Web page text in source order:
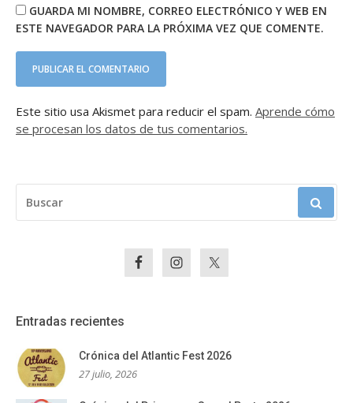
GUARDA MI NOMBRE, CORREO ELECTRÓNICO Y WEB EN
ESTE NAVEGADOR PARA LA PRÓXIMA VEZ QUE COMENTE.
Este sitio usa Akismet para reducir el spam. Aprende cómo
se procesan los datos de tus comentarios.
Entradas recientes
Crónica del Atlantic Fest 2026
27 julio, 2026